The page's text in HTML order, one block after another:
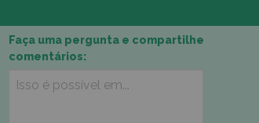
Faça uma pergunta e compartilhe
comentários: